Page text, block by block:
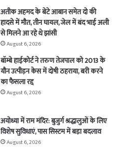
अतीक अहमद के बेटे आबान समेत दो की
हादसे में मौत, तीन घायल, जेल में बंद भाई अली
से मिलने आ रहे थे झांसी
August 6, 2026
बॉम्बे हाईकोर्ट ने तरुण तेजपाल को 2013 के
यौन उत्पीड़न केस में दोषी ठहराया, बरी करने
का फैसला रद्द
August 6, 2026
अयोध्या में राम मंदिर: बुजुर्ग श्रद्धालुओं के लिए
विशेष सुविधाएं, पास सिस्टम में बड़ा बदलाव
August 6, 2026